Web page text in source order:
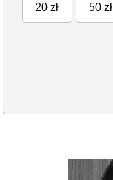
20 zł 50 zł